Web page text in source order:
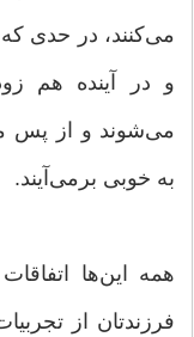
می‌‌کنند، در حدی
و در آينده هم
می‌شوند و از پس
به خوبی برمی‌آیند.
همه این‌ها
فرزندتان از